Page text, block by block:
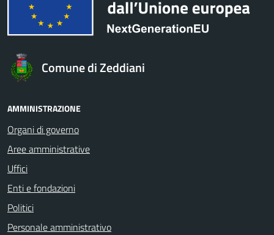
Comune di Zeddiani
AMMINISTRAZIONE
Organi di governo
Aree amministrative
Uffici
Enti e fondazioni
Politici
Personale amministrativo